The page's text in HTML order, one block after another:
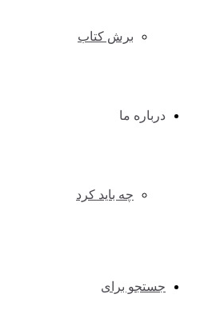
برش کتاب
درباره ما
چه باید کرد
جستجو برای